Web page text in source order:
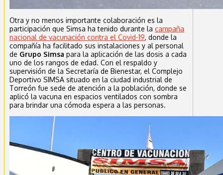
Otra y no menos importante colaboración es la
participación que Simsa ha tenido durante la campaña
nacional de vacunación contra el Covid-19, donde la
compañía ha facilitado sus instalaciones y al personal
de Grupo Simsa para la aplicación de las dosis a cada
uno de los rangos de edad. Con el respaldo y
supervisión de la Secretaría de Bienestar, el Complejo
Deportivo SIMSA situado en la ciudad industrial de
Torreón fue sede de atención a la población, donde se
aplicó la vacuna en espacios ventilados con sombra
para brindar una cómoda espera a las personas.